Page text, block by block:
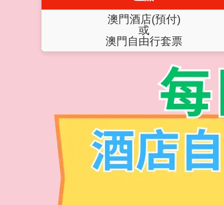
澳門酒店(預付)
或
澳門自由行套票